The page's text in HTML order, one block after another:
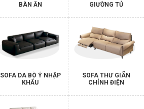
BÀN ĂN GIƯỜNG TỦ
SOFA DA BÒ Ý NHẬP
KHẨU
SOFA THƯ GIÃN
CHỈNH ĐIỆN